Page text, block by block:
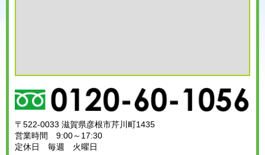
〒522-0033 滋賀県彦根市芹川町1435
営業時間 9:00～17:30
定休日 毎週 火曜日